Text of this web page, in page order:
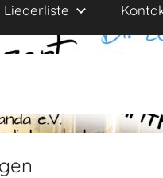
Liederliste